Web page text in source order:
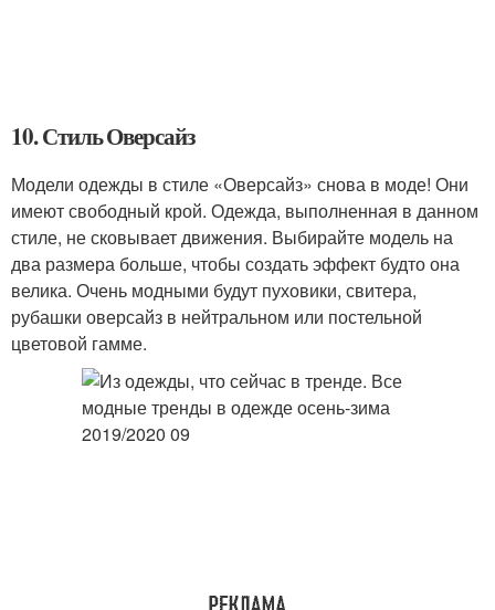
10. Стиль Оверсайз
Модели одежды в стиле «Оверсайз» снова в моде! Они
имеют свободный крой. Одежда, выполненная в данном
стиле, не сковывает движения. Выбирайте модель на
два размера больше, чтобы создать эффект будто она
велика. Очень модными будут пуховики, свитера,
рубашки оверсайз в нейтральном или постельной
цветовой гамме.